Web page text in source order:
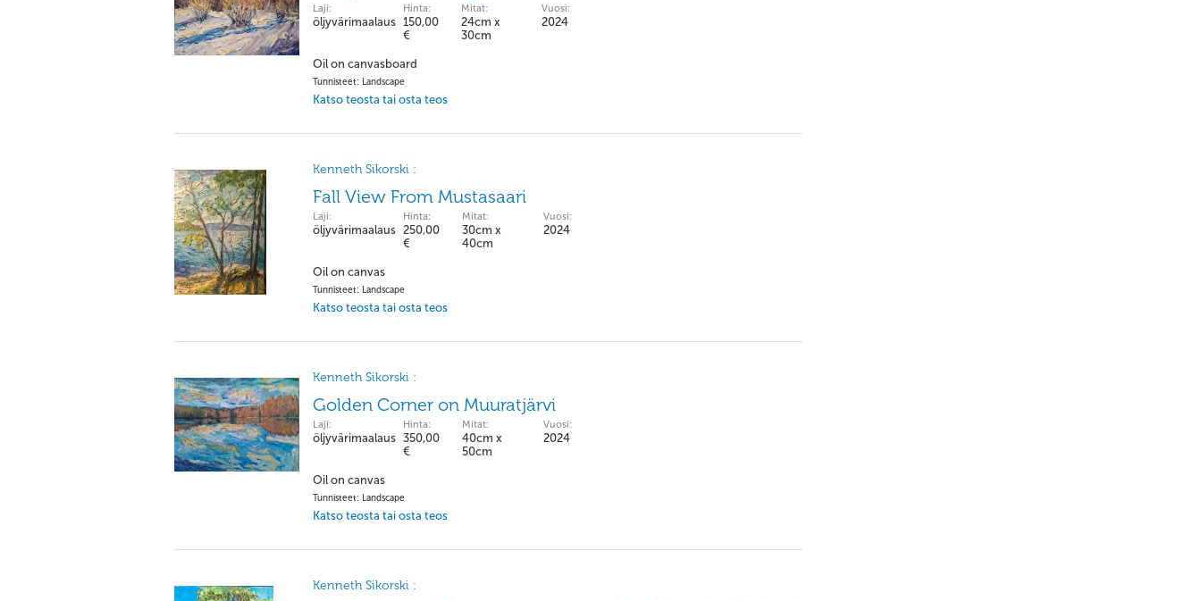
Laji:
öljyvärimaalaus
Hinta:
150,00
€
Mitat:
24cm x
30cm
Vuosi:
2024
Oil on canvasboard
Tunnisteet: Landscape
Katso teosta tai osta teos
Kenneth Sikorski :
Fall View From Mustasaari
Laji:
öljyvärimaalaus
Hinta:
250,00
€
Mitat:
30cm x
40cm
Vuosi:
2024
Oil on canvas
Tunnisteet: Landscape
Katso teosta tai osta teos
Kenneth Sikorski :
Golden Corner on Muuratjärvi
Laji:
öljyvärimaalaus
Hinta:
350,00
€
Mitat:
40cm x
50cm
Vuosi:
2024
Oil on canvas
Tunnisteet: Landscape
Katso teosta tai osta teos
Kenneth Sikorski :